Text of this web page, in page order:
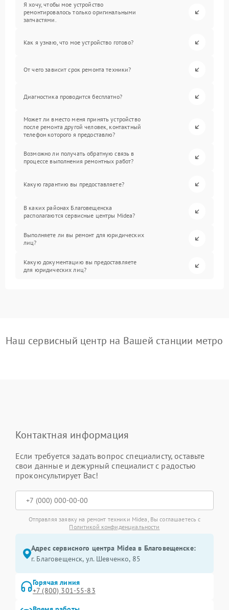
Я хочу, чтобы мое устройство
ремонтировалось только оригинальными
запчастями.
Как я узнаю, что мое устройство готово?
От чего зависит срок ремонта техники?
Диагностика проводится бесплатно?
Может ли вместо меня принять устройство
после ремонта другой человек, контактный
телефон которого я предоставлю?
Возможно ли получать обратную связь в
процессе выполнения ремонтных работ?
Какую гарантию вы предоставляете?
В каких районах Благовещенска
располагаются сервисные центры Midea?
Выполняете ли вы ремонт для юридических
лиц?
Какую документацию вы предоставляете
для юридических лиц?
Наш сервисный центр на Вашей станции метро
Контактная информация
Если требуется задать вопрос специалисту, оставьте
свои данные и дежурный специалист с радостью
проконсультирует Вас!
Отправляя заявку на ремонт техники Midea, Вы соглашаетесь с
Политикой конфиденциальности
Адрес сервисного центра Midea в Благовещенске:
г. Благовещенск, ул. Шевченко, 85
Горячая линия
+7 (800) 301-55-83